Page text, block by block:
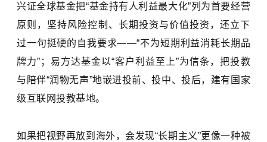
兴证全球基金把“基金持有人利益最大化”列为首要经营
原则，坚持风险控制、长期投资与价值投资，还立下
过一句挺硬的自我要求——“不为短期利益消耗长期品
牌力”；易方达基金以“客户利益至上”为信条，把投教
与陪伴“润物无声”地嵌进投前、投中、投后，建有国家
级互联网投教基地。
如果把视野再放到海外，会发现“长期主义”更像一种被